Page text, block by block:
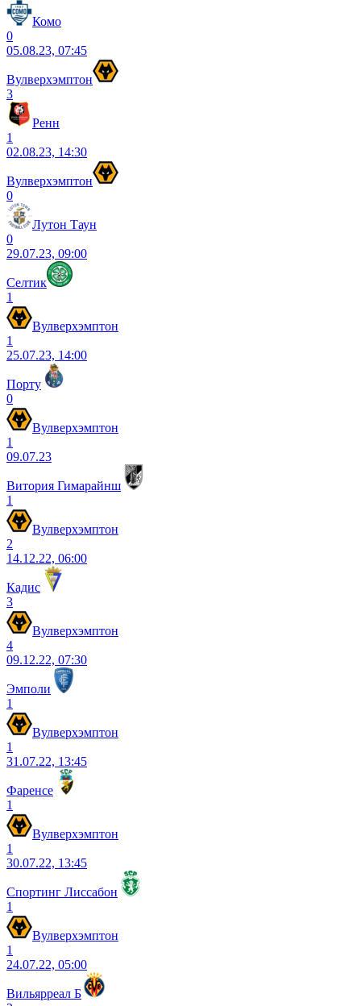
Комо
0
05.08.23, 07:45
Вулверхэмптон
3
Ренн
1
02.08.23, 14:30
Вулверхэмптон
0
Лутон Таун
0
29.07.23, 09:00
Селтик
1
Вулверхэмптон
1
25.07.23, 14:00
Порту
0
Вулверхэмптон
1
09.07.23
Витория Гимарайнш
1
Вулверхэмптон
2
14.12.22, 06:00
Кадис
3
Вулверхэмптон
4
09.12.22, 07:30
Эмполи
1
Вулверхэмптон
1
31.07.22, 13:45
Фаренсе
1
Вулверхэмптон
1
30.07.22, 13:45
Спортинг Лиссабон
1
Вулверхэмптон
1
24.07.22, 05:00
Вильярреал Б